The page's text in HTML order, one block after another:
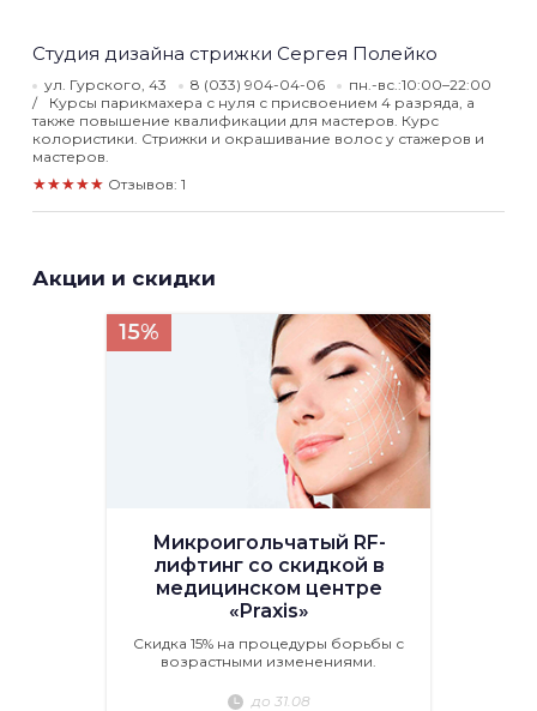
Студия дизайна стрижки Сергея Полейко
ул. Гурского, 43 8 (033) 904-04-06
пн.-вс.:10:00–22:00
Курсы парикмахера с нуля с присвоением 4 разряда, а
также повышение квалификации для мастеров. Курс
колористики. Стрижки и окрашивание волос у стажеров и
мастеров.
★★★★★ Отзывов: 1
Акции и скидки
15%
Микроигольчатый RF-
лифтинг со скидкой в
медицинском центре
«Praxis»
Скидка 15% на процедуры борьбы с
возрастными изменениями.
до 31.08